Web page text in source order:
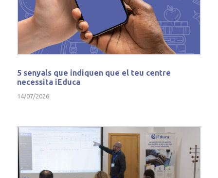
5 senyals que indiquen que el teu centre
necessita iEduca
14/07/2026